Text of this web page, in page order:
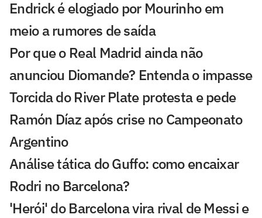
Endrick é elogiado por Mourinho em
meio a rumores de saída
Por que o Real Madrid ainda não
anunciou Diomande? Entenda o impasse
Torcida do River Plate protesta e pede
Ramón Díaz após crise no Campeonato
Argentino
Análise tática do Guffo: como encaixar
Rodri no Barcelona?
'Herói' do Barcelona vira rival de Messi e